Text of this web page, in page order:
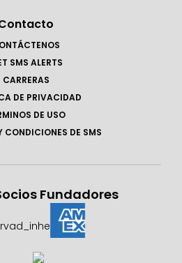
SMS ALERTS
CARRERAS
DE PRIVACIDAD
DE USO
CONDICIONES DE SMS
Fundadores